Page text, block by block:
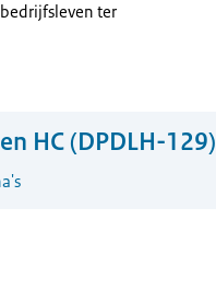
ter
HC (DPDLH-129)